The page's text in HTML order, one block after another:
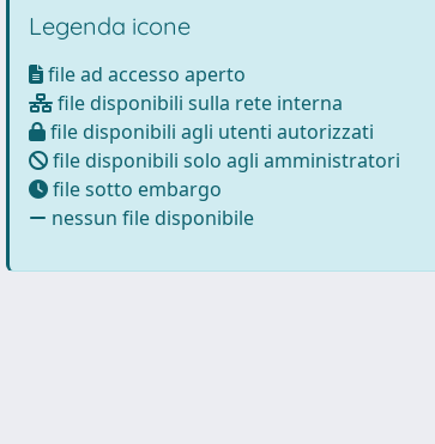
Legenda icone
file ad accesso aperto
file disponibili sulla rete interna
file disponibili agli utenti autorizzati
file disponibili solo agli amministratori
file sotto embargo
nessun file disponibile